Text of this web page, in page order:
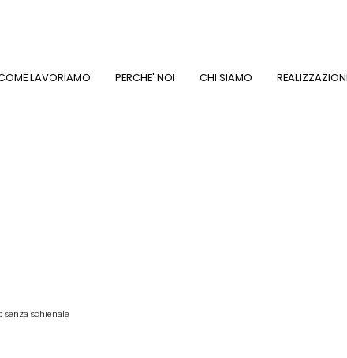
LAVORIAMO PERCHE' NOI CHI SIAMO
senza schienale